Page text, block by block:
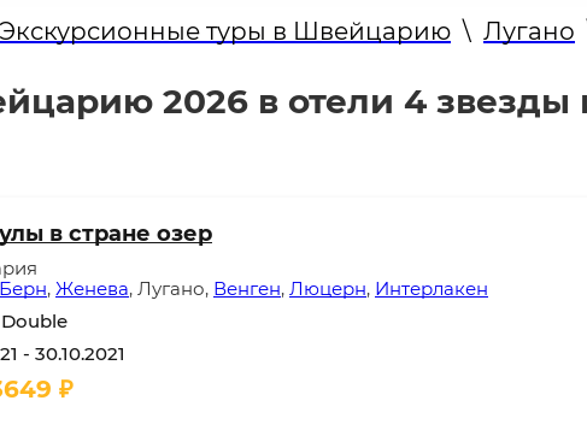
Экскурсионные туры в Швейцарию \ Лугано
2026 в отели 4
в стране озер
Берн, Женева, Лугано, Венген, Люцерн, Интерлакен
Double
- 30.10.2021
₽